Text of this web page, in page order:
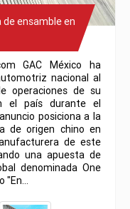
ensamble en
GAC México ha
nacional al
operaciones de su
el país durante el
posiciona a la
de origen chino en
de este
una apuesta de
denominada One
"En…